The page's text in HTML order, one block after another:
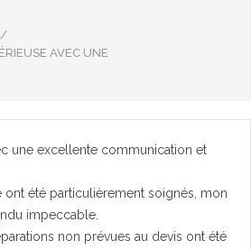
/
AVEC UNE
une excellente communication et
ont été particulièrement soignés, mon
impeccable.
non prévues au devis ont été